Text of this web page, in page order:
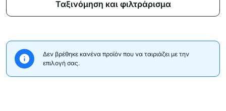
Ταξινόμηση και φιλτράρισμα
Δεν βρέθηκε κανένα προϊόν που να ταιριάζει με την
επιλογή σας.